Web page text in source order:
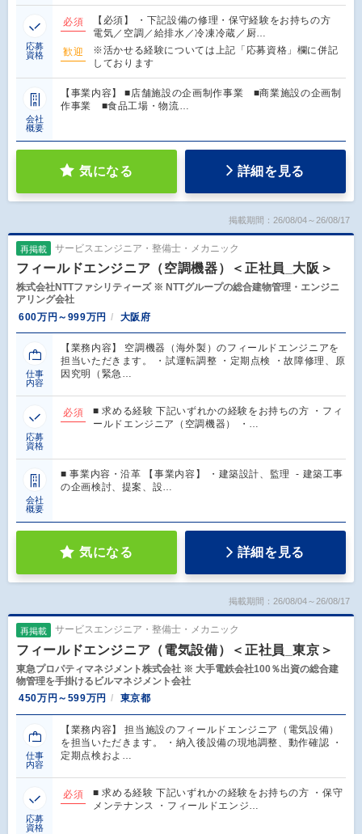
応募
資格
必須
【必須】 ・下記設備の修理・保守経験をお持ちの方
電気／空調／給排水／冷凍冷蔵／厨…
歓迎
※活かせる経験については上記「応募資格」欄に併記
しております
会社
概要
【事業内容】 ■店舗施設の企画制作事業 ■商業施設の企画制
作事業 ■食品工場・物流…
気になる 詳細を見る
掲載期間：26/08/04～26/08/17
再掲載 サービスエンジニア・整備士・メカニック
フィールドエンジニア（空調機器）＜正社員_大阪＞
株式会社NTTファシリティーズ ※ NTTグループの総合建物管理・エンジニ
アリング会社
600万円～999万円
大阪府
仕事
内容
【業務内容】 空調機器（海外製）のフィールドエンジニアを
担当いただきます。 ・試運転調整 ・定期点検 ・故障修理、原
因究明（緊急…
応募
資格
必須
■ 求める経験 下記いずれかの経験をお持ちの方 ・フィ
ールドエンジニア（空調機器） ・…
会社
概要
■ 事業内容・沿革 【事業内容】 ・建築設計、監理 - 建築工事
の企画検討、提案、設…
気になる 詳細を見る
掲載期間：26/08/04～26/08/17
再掲載 サービスエンジニア・整備士・メカニック
フィールドエンジニア（電気設備）＜正社員_東京＞
東急プロパティマネジメント株式会社 ※ 大手電鉄会社100％出資の総合建
物管理を手掛けるビルマネジメント会社
450万円～599万円
東京都
仕事
内容
【業務内容】 担当施設のフィールドエンジニア（電気設備）
を担当いただきます。 ・納入後設備の現地調整、動作確認 ・
定期点検およ…
応募
資格
必須
■ 求める経験 下記いずれかの経験をお持ちの方 ・保守
メンテナンス ・フィールドエンジ…